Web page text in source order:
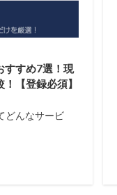
すすめ7選！現
【登録必須】
どんなサービ